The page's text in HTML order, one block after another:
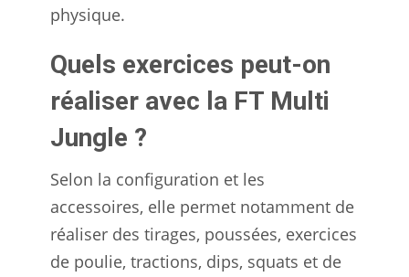
physique.
Quels exercices peut-on
réaliser avec la FT Multi
Jungle ?
Selon la configuration et les
accessoires, elle permet notamment de
réaliser des tirages, poussées, exercices
de poulie, tractions, dips, squats et de